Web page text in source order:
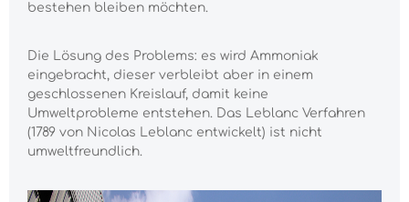
bestehen bleiben möchten.
Die Lösung des Problems: es wird Ammoniak
eingebracht, dieser verbleibt aber in einem
geschlossenen Kreislauf, damit keine
Umweltprobleme entstehen. Das Leblanc Verfahren
(1789 von Nicolas Leblanc entwickelt) ist nicht
umweltfreundlich.